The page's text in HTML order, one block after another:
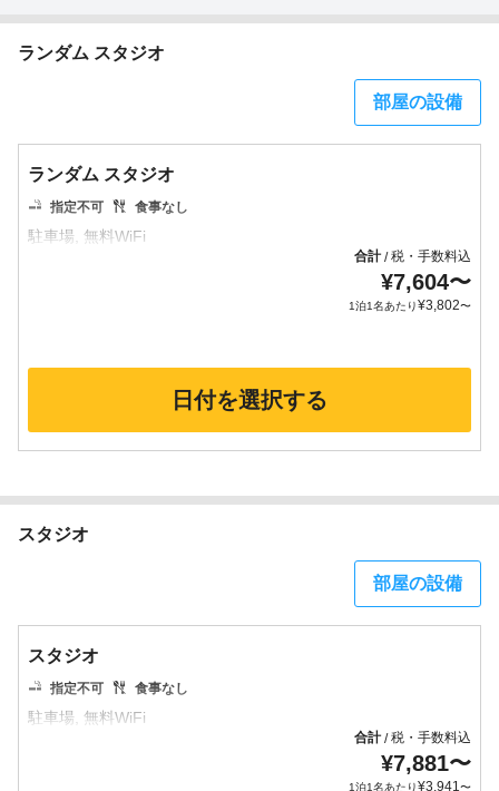
ランダム スタジオ
部屋の設備
ランダム スタジオ
指定不可 食事なし
合計/税・手数料込
¥7,604〜
1泊1名あたり¥3,802〜
日付を選択する
スタジオ
部屋の設備
スタジオ
指定不可 食事なし
合計/税・手数料込
¥7,881〜
1泊1名あたり¥3,941〜